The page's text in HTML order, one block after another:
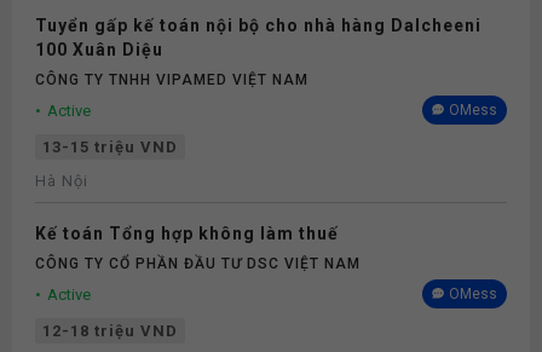
Tuyển gấp kế toán nội bộ cho nhà hàng Dalcheeni
100 Xuân Diệu
CÔNG TY TNHH VIPAMED VIỆT NAM
Active OMess
13-15 triệu VND
Hà Nội
Kế toán Tổng hợp không làm thuế
CÔNG TY CỔ PHẦN ĐẦU TƯ DSC VIỆT NAM
Active OMess
12-18 triệu VND